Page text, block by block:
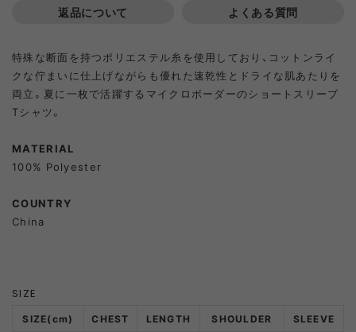
L SOLD OUT
返品について
よくある質問
特殊な断面を持つポリエステル糸を使用しており、コットンライ
クな佇まいに仕上げながらも優れた速乾性とドライな肌あたりを
両立。夏に一枚で活躍するマイクロボーダーのショートスリーブ
Tシャツ。
MATERIAL
100% Polyester
COUNTRY
China
SIZE
SIZE(cm) CHEST LENGTH SHOULDER
SLEEVE